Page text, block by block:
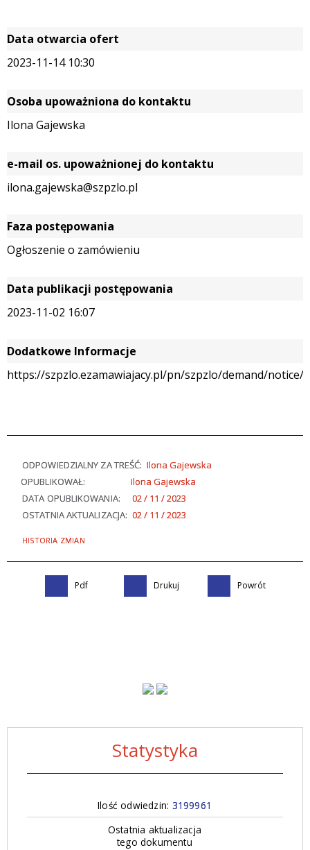
Statystyka
Ilość odwiedzin: 3199961
Ostatnia aktualizacja
tego dokumentu
Data otwarcia ofert
2023-11-14 10:30
Osoba upoważniona do kontaktu
Ilona Gajewska
e-mail os. upoważnionej do kontaktu
ilona.gajewska@szpzlo.pl
Faza postępowania
Ogłoszenie o zamówieniu
Data publikacji postępowania
2023-11-02 16:07
Dodatkowe Informacje
https://szpzlo.ezamawiajacy.pl/pn/szpzlo/demand/notice/
ODPOWIEDZIALNY ZA TREŚĆ: Ilona Gajewska
OPUBLIKOWAŁ:
Ilona Gajewska
DATA OPUBLIKOWANIA:
02 / 11 / 2023
OSTATNIA AKTUALIZACJA: 02 / 11 / 2023
HISTORIA ZMIAN
Pdf Drukuj Powrót